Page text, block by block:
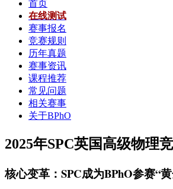
首页
在线测试
赛事报名
竞赛规则
历年真题
赛事资讯
课程推荐
常见问题
相关赛事
关于BPhO
2025年SPC英国高级物理
核心变革：SPC成为BPhO参赛“